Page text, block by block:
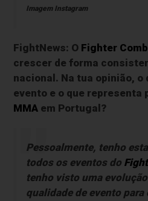
Imagem Instagram
FightNews: O Fighter
crescer de forma
nacional. Na tua opinião,
evento e o que representa
MMA em Portugal?
Pessoalmente, tenho
todos os eventos do
tenho visto uma
qualidade de evento para